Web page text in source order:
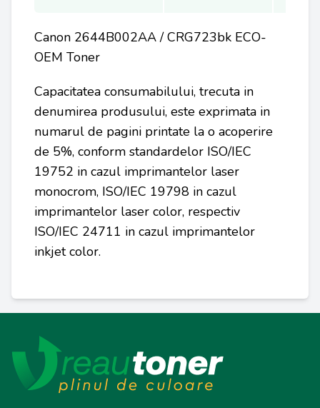
Canon 2644B002AA / CRG723bk ECO-
OEM Toner
Capacitatea consumabilului, trecuta in
denumirea produsului, este exprimata in
numarul de pagini printate la o acoperire
de 5%, conform standardelor ISO/IEC
19752 in cazul imprimantelor laser
monocrom, ISO/IEC 19798 in cazul
imprimantelor laser color, respectiv
ISO/IEC 24711 in cazul imprimantelor
inkjet color.